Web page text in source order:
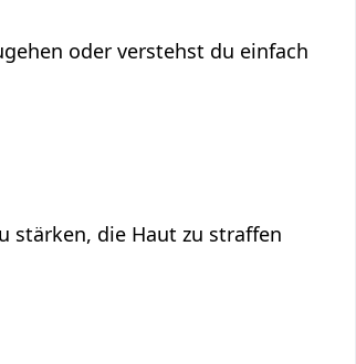
oder verstehst du einfach
stärken, die Haut zu straffen